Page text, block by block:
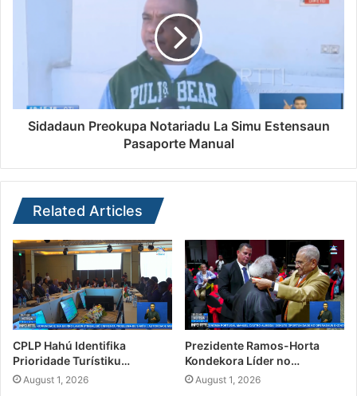
Sidadaun Preokupa Notariadu La Simu Estensaun
Pasaporte Manual
Related Articles
CPLP Hahú Identifika
Prioridade Turístiku…
August 1, 2026
Prezidente Ramos-Horta
Kondekora Líder no…
August 1, 2026